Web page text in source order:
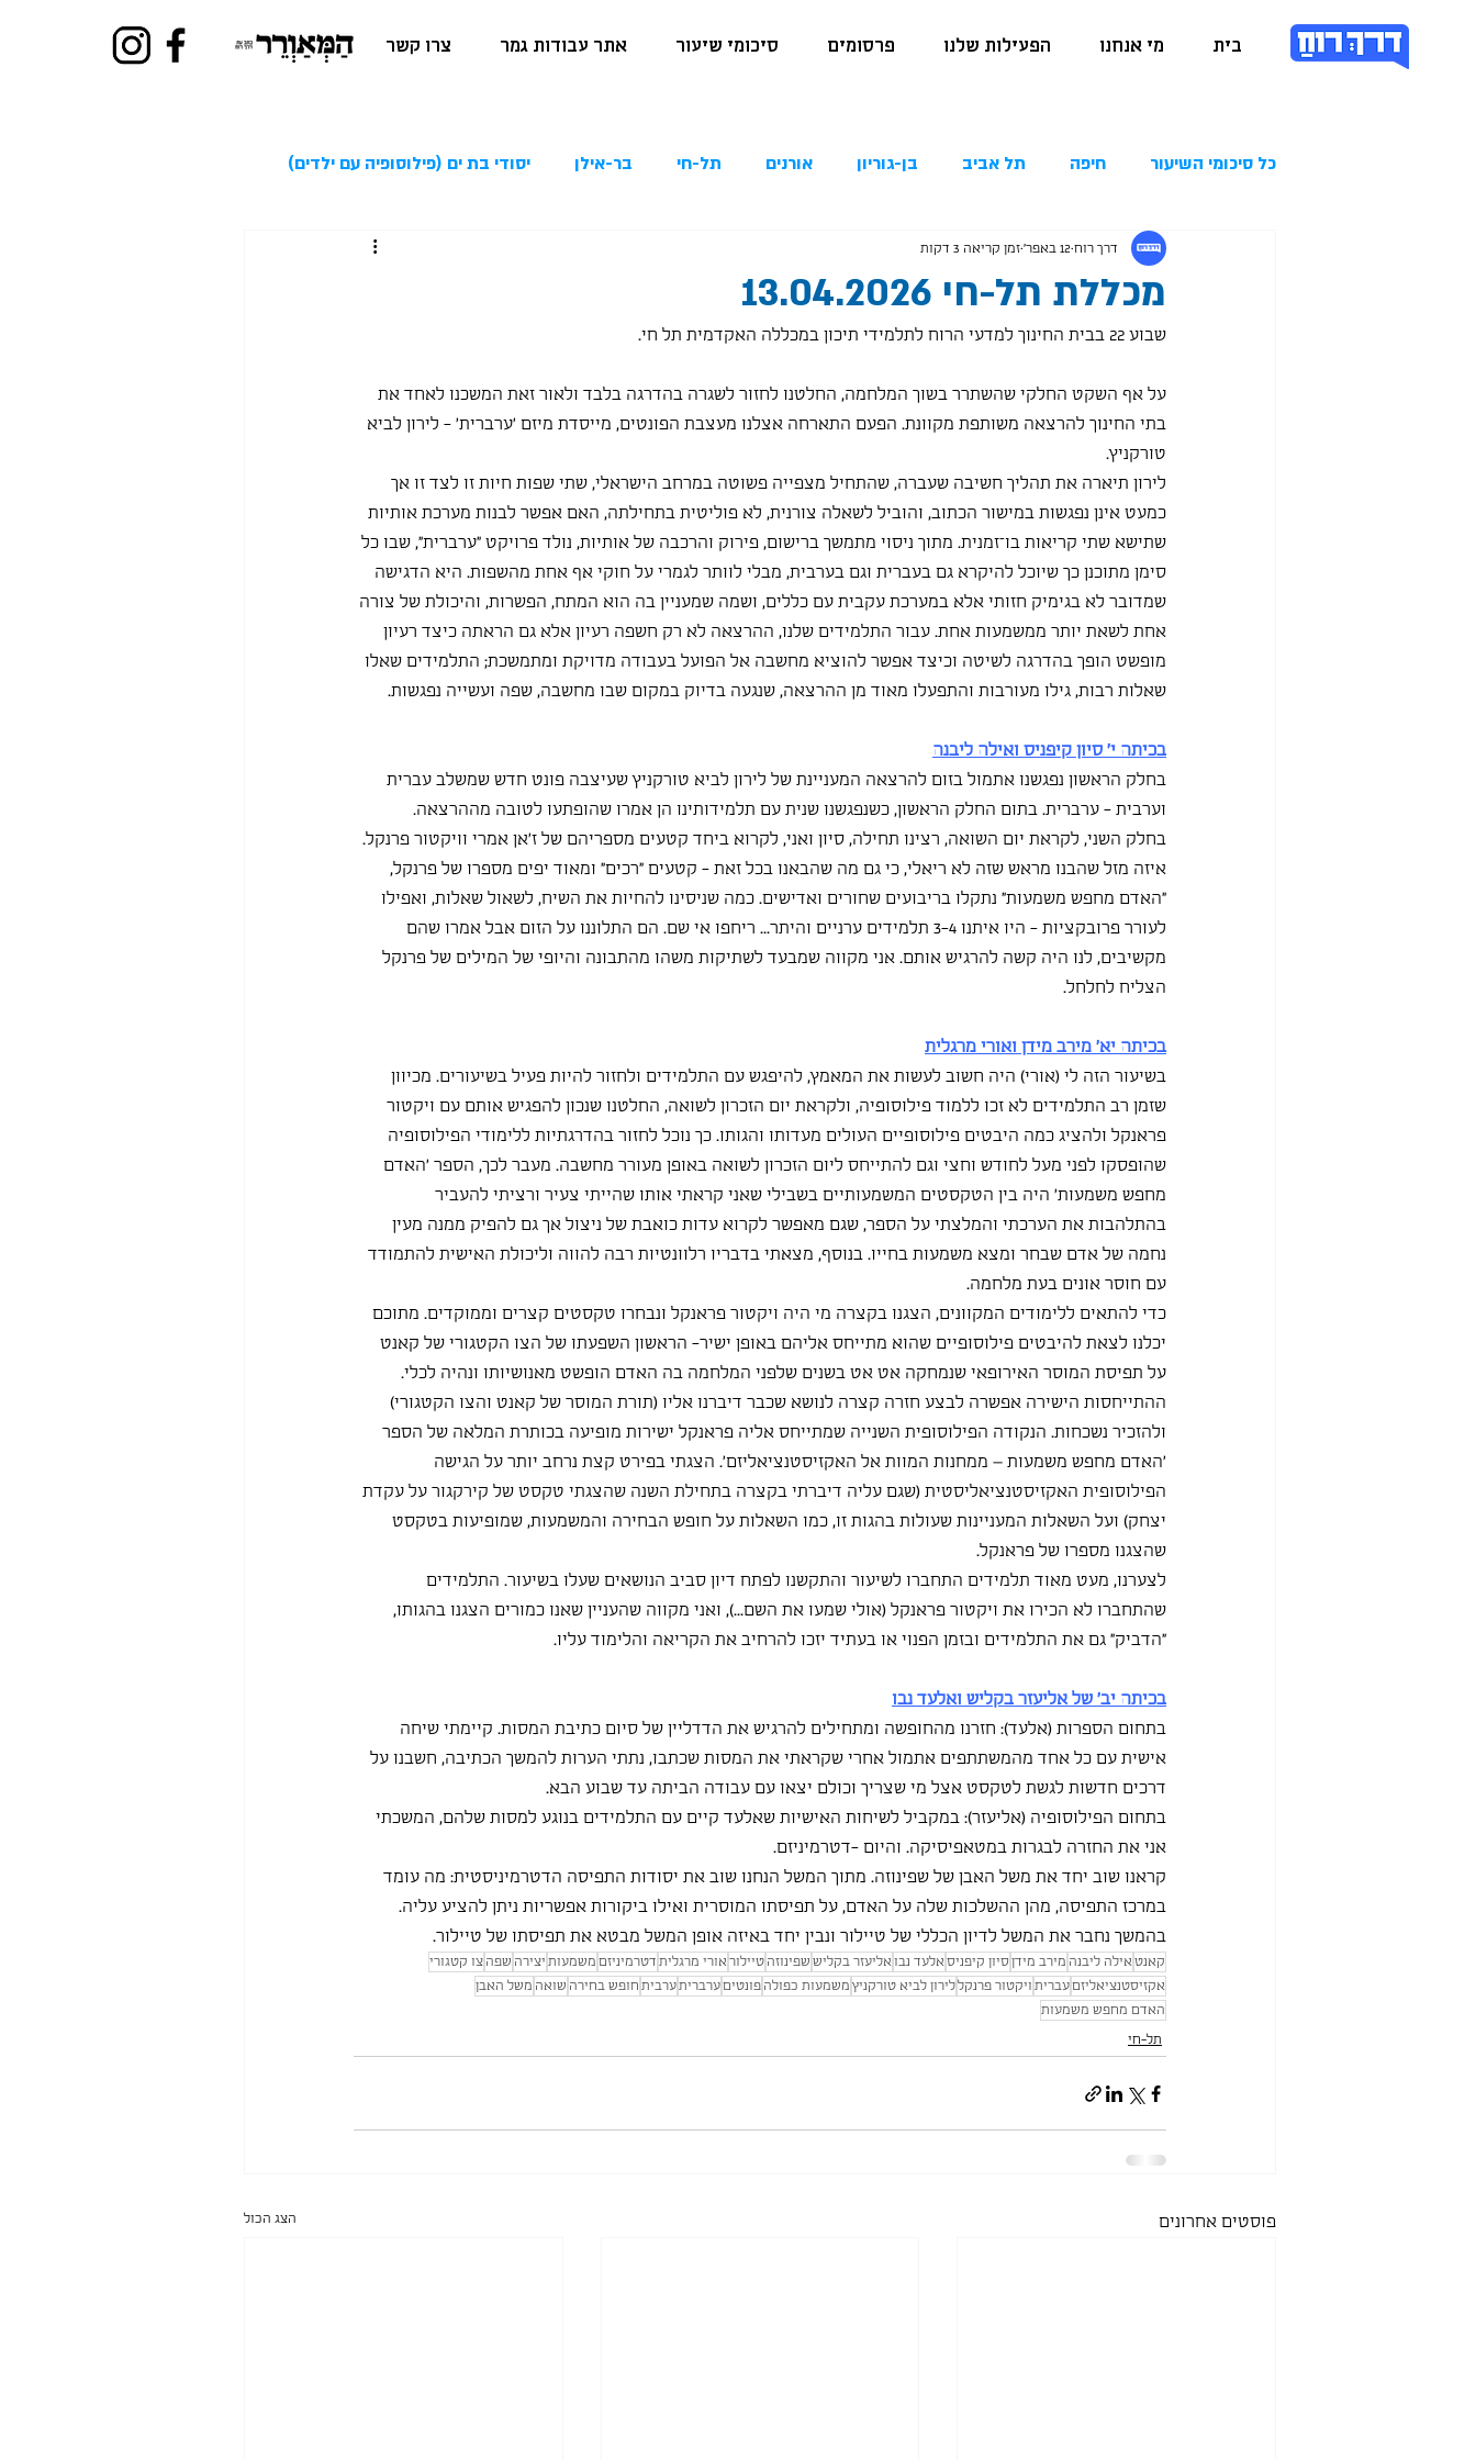
צרו קשר אתר עבודות גמר סיכומי שיעור פרסומים הפעילות שלנו מי אנחנו בית
כל סיכומי השיעור חיפה תל אביב בן-גוריון אורנים תל-חי בר-אילן יסודי בת ים (פילוסופיה עם ילדים)
מכללת תל-חי 13.04.2026
דרך רוח 12 באפר׳ זמן קריאה 3 דקות
שבוע 22 בבית החינוך למדעי הרוח לתלמידי תיכון במכללה האקדמית תל חי.
על אף השקט החלקי שהשתרר בשוך המלחמה, החלטנו לחזור לשגרה בהדרגה בלבד ולאור זאת המשכנו לאחד את
בתי החינוך להרצאה משותפת מקוונת. הפעם התארחה אצלנו מעצבת הפונטים, מייסדת מיזם 'ערברית' - לירון לביא
טורקניץ.
לירון תיארה את תהליך חשיבה שעברה, שהתחיל מצפייה פשוטה במרחב הישראלי, שתי שפות חיות זו לצד זו אך
כמעט אינן נפגשות במישור הכתוב, והוביל לשאלה צורנית, לא פוליטית בתחילתה, האם אפשר לבנות מערכת אותיות
שתישא שתי קריאות בו־זמנית. מתוך ניסוי מתמשך ברישום, פירוק והרכבה של אותיות, נולד פרויקט ״ערברית״, שבו כל
סימן מתוכנן כך שיוכל להיקרא גם בעברית וגם בערבית, מבלי לוותר לגמרי על חוקי אף אחת מהשפות. היא הדגישה
שמדובר לא בגימיק חזותי אלא במערכת עקבית עם כללים, ושמה שמעניין בה הוא המתח, הפשרות, והיכולת של צורה
אחת לשאת יותר ממשמעות אחת. עבור התלמידים שלנו, ההרצאה לא רק חשפה רעיון אלא גם הראתה כיצד רעיון
מופשט הופך בהדרגה לשיטה וכיצד אפשר להוציא מחשבה אל הפועל בעבודה מדויקת ומתמשכת; התלמידים שאלו
שאלות רבות, גילו מעורבות והתפעלו מאוד מן ההרצאה, שנגעה בדיוק במקום שבו מחשבה, שפה ועשייה נפגשות.
בכיתה י' סיון קיפניס ואילה ליבנה
בחלק הראשון נפגשנו אתמול בזום להרצאה המעניינת של לירון לביא טורקניץ שעיצבה פונט חדש שמשלב עברית
וערבית - ערברית. בתום החלק הראשון, כשנפגשנו שנית עם תלמידותינו הן אמרו שהופתעו לטובה מההרצאה.
בחלק השני, לקראת יום השואה, רצינו תחילה, סיון ואני, לקרוא ביחד קטעים מספריהם של ז'אן אמרי וויקטור פרנקל.
איזה מזל שהבנו מראש שזה לא ריאלי, כי גם מה שהבאנו בכל זאת - קטעים "רכים" ומאוד יפים מספרו של פרנקל,
"האדם מחפש משמעות" נתקלו בריבועים שחורים ואדישים. כמה שניסינו להחיות את השיח, לשאול שאלות, ואפילו
לעורר פרובקציות - היו איתנו 3-4 תלמידים ערניים והיתר... ריחפו אי שם. הם התלוננו על הזום אבל אמרו שהם
מקשיבים, לנו היה קשה להרגיש אותם. אני מקווה שמבעד לשתיקות משהו מהתבונה והיופי של המילים של פרנקל
הצליח לחלחל.
בכיתה יא' מירב מידן ואורי מרגלית
בשיעור הזה לי (אורי) היה חשוב לעשות את המאמץ, להיפגש עם התלמידים ולחזור להיות פעיל בשיעורים. מכיוון
שזמן רב התלמידים לא זכו ללמוד פילוסופיה, ולקראת יום הזכרון לשואה, החלטנו שנכון להפגיש אותם עם ויקטור
פראנקל ולהציג כמה היבטים פילוסופיים העולים מעדותו והגותו. כך נוכל לחזור בהדרגתיות ללימודי הפילוסופיה
שהופסקו לפני מעל לחודש וחצי וגם להתייחס ליום הזכרון לשואה באופן מעורר מחשבה. מעבר לכך, הספר 'האדם
מחפש משמעות' היה בין הטקסטים המשמעותיים בשבילי שאני קראתי אותו שהייתי צעיר ורציתי להעביר
בהתלהבות את הערכתי והמלצתי על הספר, שגם מאפשר לקרוא עדות כואבת של ניצול אך גם להפיק ממנה מעין
נחמה של אדם שבחר ומצא משמעות בחייו. בנוסף, מצאתי בדבריו רלוונטיות רבה להווה וליכולת האישית להתמודד
עם חוסר אונים בעת מלחמה.
כדי להתאים ללימודים המקוונים, הצגנו בקצרה מי היה ויקטור פראנקל ונבחרו טקסטים קצרים וממוקדים. מתוכם
יכלנו לצאת להיבטים פילוסופיים שהוא מתייחס אליהם באופן ישיר- הראשון השפעתו של הצו הקטגורי של קאנט
על תפיסת המוסר האירופאי שנמחקה אט אט בשנים שלפני המלחמה בה האדם הופשט מאנושיותו ונהיה לכלי.
ההתייחסות הישירה אפשרה לבצע חזרה קצרה לנושא שכבר דיברנו אליו (תורת המוסר של קאנט והצו הקטגורי)
ולהזכיר נשכחות. הנקודה הפילוסופית השנייה שמתייחס אליה פראנקל ישירות מופיעה בכותרת המלאה של הספר
'האדם מחפש משמעות – ממחנות המוות אל האקזיסטנציאליזם'. הצגתי בפירט קצת נרחב יותר על הגישה
הפילוסופית האקזיסטנציאליסטית (שגם עליה דיברתי בקצרה בתחילת השנה שהצגתי טקסט של קירקגור על עקדת
יצחק) ועל השאלות המעניינות שעולות בהגות זו, כמו השאלות על חופש הבחירה והמשמעות, שמופיעות בטקסט
שהצגנו מספרו של פראנקל.
לצערנו, מעט מאוד תלמידים התחברו לשיעור והתקשנו לפתח דיון סביב הנושאים שעלו בשיעור. התלמידים
שהתחברו לא הכירו את ויקטור פראנקל (אולי שמעו את השם...), ואני מקווה שהעניין שאנו כמורים הצגנו בהגותו,
"הדביק" גם את התלמידים ובזמן הפנוי או בעתיד יזכו להרחיב את הקריאה והלימוד עליו.
בכיתה יב' של אליעזר בקליש ואלעד נבו
בתחום הספרות (אלעד): חזרנו מהחופשה ומתחילים להרגיש את הדדליין של סיום כתיבת המסות. קיימתי שיחה
אישית עם כל אחד מהמשתתפים אתמול אחרי שקראתי את המסות שכתבו, נתתי הערות להמשך הכתיבה, חשבנו על
דרכים חדשות לגשת לטקסט אצל מי שצריך וכולם יצאו עם עבודה הביתה עד שבוע הבא.
בתחום הפילוסופיה (אליעזר): במקביל לשיחות האישיות שאלעד קיים עם התלמידים בנוגע למסות שלהם, המשכתי
אני את החזרה לבגרות במטאפיסיקה. והיום -דטרמיניזם.
קראנו שוב יחד את משל האבן של שפינוזה. מתוך המשל הנחנו שוב את יסודות התפיסה הדטרמיניסטית: מה עומד
במרכז התפיסה, מהן ההשלכות שלה על האדם, על תפיסתו המוסרית ואילו ביקורות אפשריות ניתן להציע עליה.
בהמשך נחבר את המשל לדיון הכללי של טיילור ונבין יחד באיזה אופן המשל מבטא את תפיסתו של טיילור.
קאנטאילה ליבנה מירב מידן סיון קיפניסאלעד נבואליעזר בקליש שפינוזה טיילוראורי מרגלית דטרמיניזם משמעות יצירה שפה צו קטגורי
אקזיסטנציאליזםעברית ויקטור פרנקללירון לביא טורקניץ משמעות כפולה פונטיםערבריתערבית חופש בחירה שואה משל האבן
האדם מחפש משמעות
תל-חי
פוסטים אחרונים הצג הכול